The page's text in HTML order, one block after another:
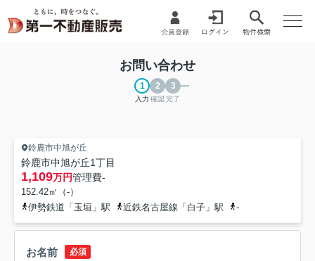
お問い合わせ
入力 確認完了
鈴鹿市中旭が丘
鈴鹿市中旭が丘1丁目
1,109万円管理費-
152.42㎡（-）
伊勢鉄道「玉垣」駅
近鉄名古屋線「白子」駅 -
お名前 必須